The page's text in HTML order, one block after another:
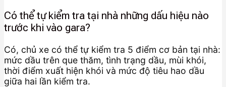
Có thể tự kiểm tra tại nhà những dấu hiệu nào
trước khi vào gara?
Có, chủ xe có thể tự kiểm tra 5 điểm cơ bản tại nhà:
mức dầu trên que thăm, tình trạng dầu, mùi khói,
thời điểm xuất hiện khói và mức độ tiêu hao dầu
giữa hai lần kiểm tra.